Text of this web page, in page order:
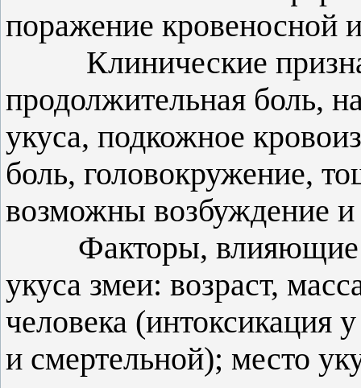
поражение кровеносной
Клинические
продолжительная боль,
укуса, подкожное
боль, головокружение,
возможны возбуждение и
Факторы, влияющие
укуса змеи: возраст,
человека (интоксикация
и смертельной); место